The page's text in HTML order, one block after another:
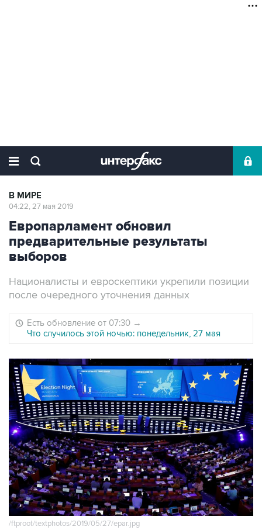
В МИРЕ
04:22, 27 мая 2019
Европарламент обновил
предварительные результаты
выборов
Националисты и евроскептики укрепили позиции
после очередного уточнения данных
Есть обновление от 07:30 →
Что случилось этой ночью: понедельник, 27 мая
/ftproot/textphotos/2019/05/27/epar.jpg